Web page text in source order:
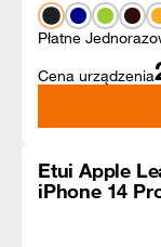
Płatne
Cena urządzenia
Etui Apple
iPhone 14